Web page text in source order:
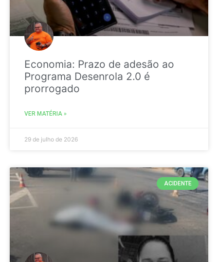
Economia: Prazo de adesão ao
Programa Desenrola 2.0 é
prorrogado
VER MATÉRIA »
29 de julho de 2026
ACIDENTE